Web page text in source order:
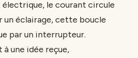
électrique, le courant circule
un éclairage, cette boucle
par un interrupteur.
une idée reçue,